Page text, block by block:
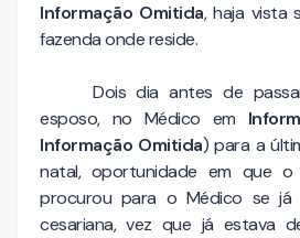
Informação Omitida, haja vista
fazenda onde reside.
Dois dia antes de
esposo, no Médico em
Informação Omitida) para a
natal, oportunidade em que
procurou para o Médico se já
cesariana, vez que já estava